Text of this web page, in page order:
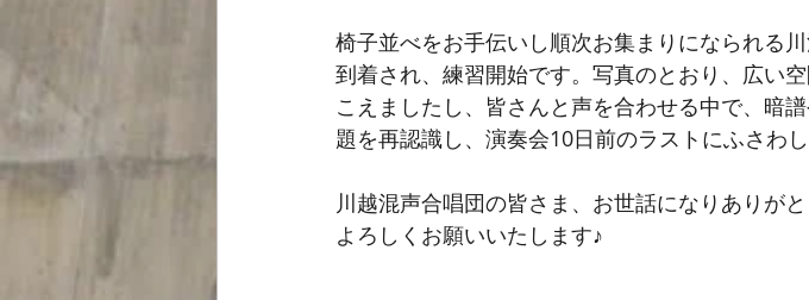
椅子並べをお手伝いし順次お集まりになられる
到着され、練習開始です。写真のとおり、広い
こえましたし、皆さんと声を合わせる中で、暗
題を再認識し、演奏会10日前のラストにふさわ
川越混声合唱団の皆さま、お世話になりありが
よろしくお願いいたします♪